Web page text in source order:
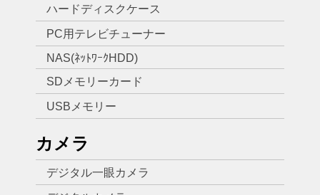
ハードディスクケース
PC用テレビチューナー
NAS(ﾈｯﾄﾜｰｸHDD)
SDメモリーカード
USBメモリー
カメラ
デジタル一眼カメラ